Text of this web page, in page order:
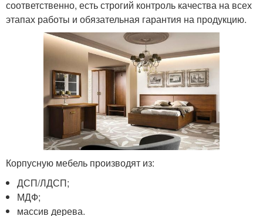
соответственно, есть строгий контроль качества на всех
этапах работы и обязательная гарантия на продукцию.
Корпусную мебель производят из:
ДСП/ЛДСП;
МДФ;
массив дерева.